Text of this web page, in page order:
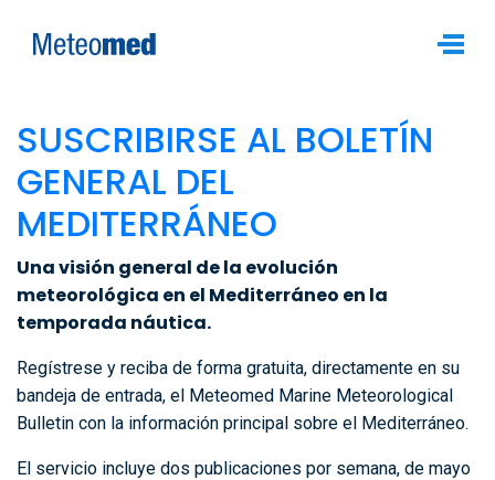
SUSCRIBIRSE AL BOLETÍN
GENERAL DEL
MEDITERRÁNEO
Una visión general de la evolución
meteorológica en el Mediterráneo en la
temporada náutica.
Regístrese y reciba de forma gratuita, directamente en su
bandeja de entrada, el Meteomed Marine Meteorological
Bulletin con la información principal sobre el Mediterráneo.
El servicio incluye dos publicaciones por semana, de mayo